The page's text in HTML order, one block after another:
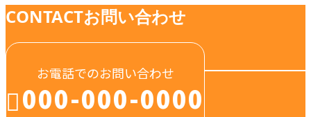
CONTACTお問い合わせ
お電話でのお問い合わせ
000-000-0000